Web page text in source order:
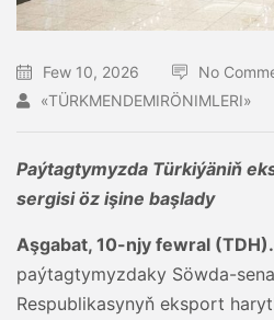
Few 10, 2026
No
«TÜRKMENDEMIRÖNIMLERI»
Paýtagtymyzda Türkiýäniň
sergisi öz işine başlady
Aşgabat, 10-njy fewral (TDH).
paýtagtymyzdaky Söwda-
Respublikasynyň eksport